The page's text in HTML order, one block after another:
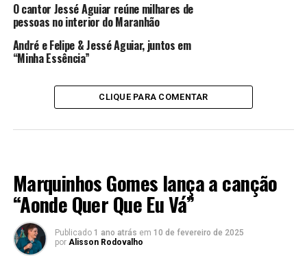
O cantor Jessé Aguiar reúne milhares de
pessoas no interior do Maranhão
André e Felipe & Jessé Aguiar, juntos em
“Minha Essência”
CLIQUE PARA COMENTAR
Marquinhos Gomes lança a canção
“Aonde Quer Que Eu Vá”
Publicado 1 ano atrás em 10 de fevereiro de 2025
por Alisson Rodovalho